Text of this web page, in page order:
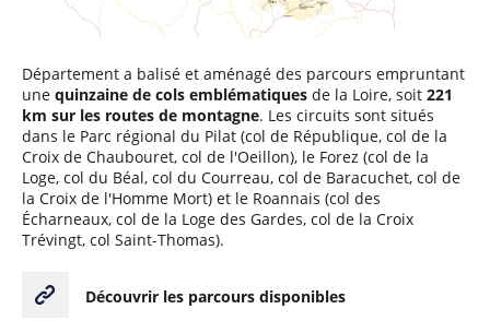
Département a balisé et aménagé des parcours empruntant
une quinzaine de cols emblématiques de la Loire, soit 221
km sur les routes de montagne. Les circuits sont situés
dans le Parc régional du Pilat (col de République, col de la
Croix de Chaubouret, col de l'Oeillon), le Forez (col de la
Loge, col du Béal, col du Courreau, col de Baracuchet, col de
la Croix de l'Homme Mort) et le Roannais (col des
Écharneaux, col de la Loge des Gardes, col de la Croix
Trévingt, col Saint-Thomas).
Découvrir les parcours disponibles